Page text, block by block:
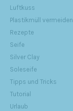
Luftkuss
Plastikmüll vermeiden
Rezepte
Seife
Silver Clay
Soleseife
Tipps und Tricks
Tutorial
Urlaub